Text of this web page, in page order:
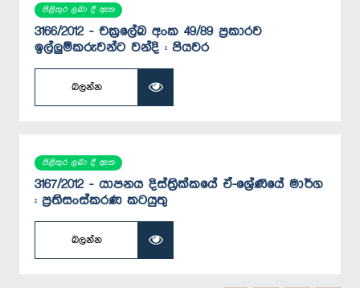
පිළිතුර ලබා දී ඇත
3166/2012 - චක්‍රලේඛ අංක 49/89 ප්‍රකාරව
ඉල්ලුම්කරුවන්ට වන්දි : පියවර
බලන්න
පිළිතුර ලබා දී ඇත
3167/2012 - යාපනය දිස්ත්‍රික්කයේ ඒ-ශ්‍රේණියේ මාර්ග
: ප්‍රතිසංස්කරණ කටයුතු
බලන්න